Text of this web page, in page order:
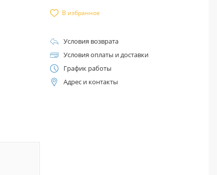
В избранное
Условия возврата
Условия оплаты и доставки
График работы
Адрес и контакты